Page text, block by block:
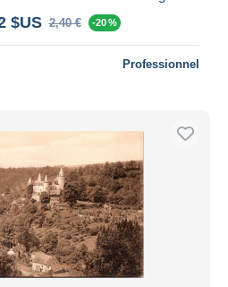
Appliquer
$US 2,40 € -20 %
Professionnel